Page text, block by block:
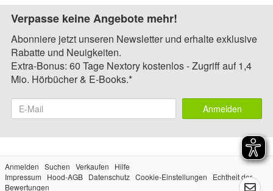
Verpasse keine Angebote mehr!
Abonniere jetzt unseren Newsletter und erhalte exklusive
Rabatte und Neuigkeiten.
Extra-Bonus: 60 Tage Nextory kostenlos - Zugriff auf 1,4
Mio. Hörbücher & E-Books.*
Anmelden
Anmelden Suchen Verkaufen
Hilfe
Impressum
Hood-AGB Datenschutz Cookie-Einstellungen
Echtheit der
Bewertungen